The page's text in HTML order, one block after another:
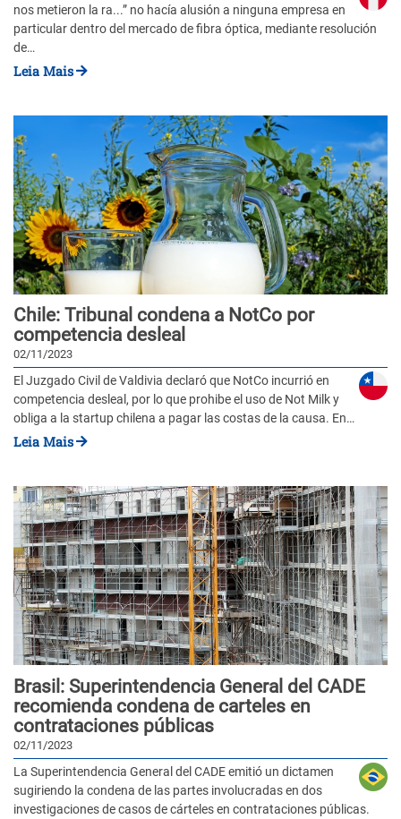
nos metieron la ra...” no hacía alusión a ninguna empresa en
particular dentro del mercado de fibra óptica, mediante resolución
de…
Leia Mais
Chile: Tribunal condena a NotCo por
competencia desleal
02/11/2023
El Juzgado Civil de Valdivia declaró que NotCo incurrió en
competencia desleal, por lo que prohibe el uso de Not Milk y
obliga a la startup chilena a pagar las costas de la causa. En…
Leia Mais
Brasil: Superintendencia General del CADE
recomienda condena de carteles en
contrataciones públicas
02/11/2023
La Superintendencia General del CADE emitió un dictamen
sugiriendo la condena de las partes involucradas en dos
investigaciones de casos de cárteles en contrataciones públicas.